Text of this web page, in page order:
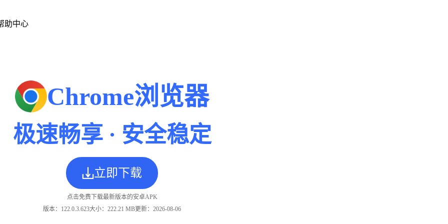
助中心
Chrome浏览器
极速畅享 · 安全稳定
立即下载
点击免费下载最新版本的安卓APK
版本： 122.0.3.623大小： 222.21 MB更新：2026-08-06